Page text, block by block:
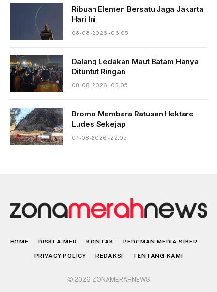
Ribuan Elemen Bersatu Jaga Jakarta
Hari Ini
08-08-2026 - 06.05
Dalang Ledakan Maut Batam Hanya
Dituntut Ringan
08-08-2026 - 03.05
Bromo Membara Ratusan Hektare
Ludes Sekejap
07-08-2026 - 22.05
HOME DISKLAIMER KONTAK PEDOMAN MEDIA SIBER
PRIVACY POLICY REDAKSI TENTANG KAMI
© 2026 ZONAMERAHNEWS